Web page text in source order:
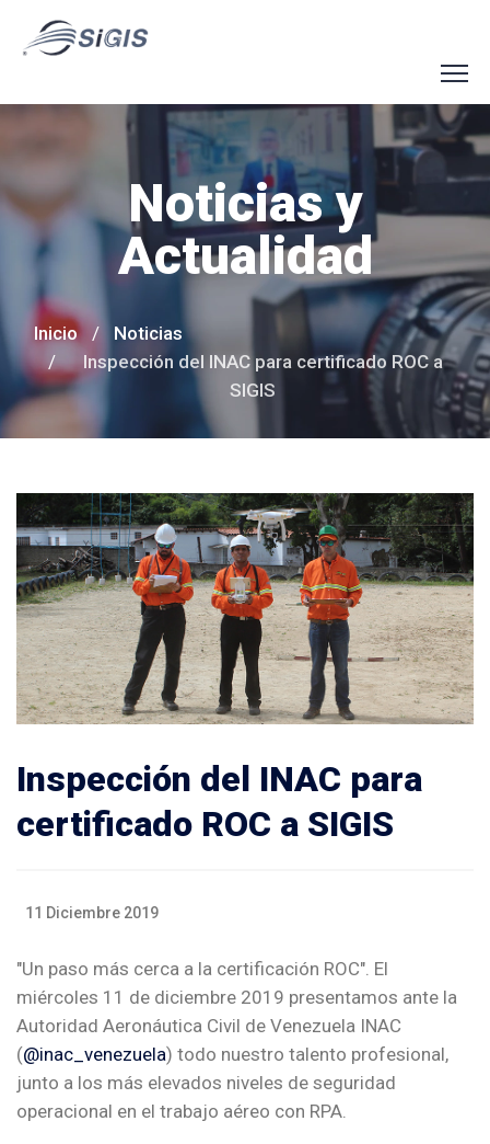
Noticias y
Actualidad
Inicio
Noticias
Inspección del INAC para certificado ROC a
SIGIS
Inspección del INAC para
certificado ROC a SIGIS
11 Diciembre 2019
"Un paso más cerca a la certificación ROC". El
miércoles 11 de diciembre 2019 presentamos ante la
Autoridad Aeronáutica Civil de Venezuela INAC
(@inac_venezuela) todo nuestro talento profesional,
junto a los más elevados niveles de seguridad
operacional en el trabajo aéreo con RPA.